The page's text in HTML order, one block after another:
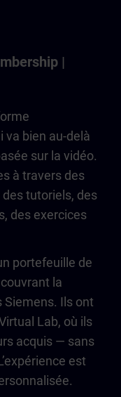
|
va bien au-delà
sur la vidéo.
à travers des
tutoriels, des
des exercices
portefeuille de
la
Ils ont
Lab, où ils
acquis — sans
est